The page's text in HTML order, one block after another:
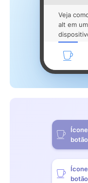
Veja
alt em
botão
botão